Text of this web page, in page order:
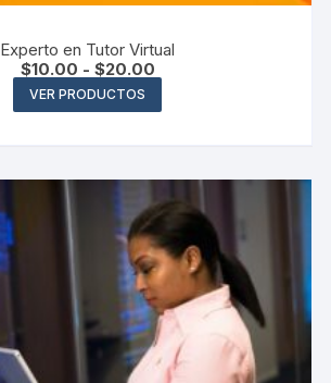
Experto en Tutor Virtual
$10.00 - $20.00Rango
de
desde
VER PRODUCTOS